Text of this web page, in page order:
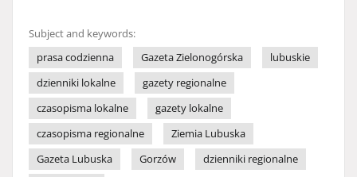
Subject and keywords:
prasa codzienna
Gazeta Zielonogórska
lubuskie
dzienniki lokalne
gazety regionalne
czasopisma lokalne
gazety lokalne
czasopisma regionalne
Ziemia Lubuska
Gazeta Lubuska
Gorzów
dzienniki regionalne